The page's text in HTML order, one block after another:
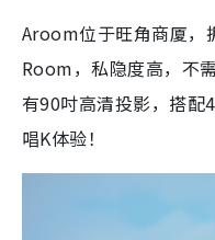
Aroom位于旺角商厦，
Room，私隐度高，不
有90吋高清投影，搭配
唱K体验！